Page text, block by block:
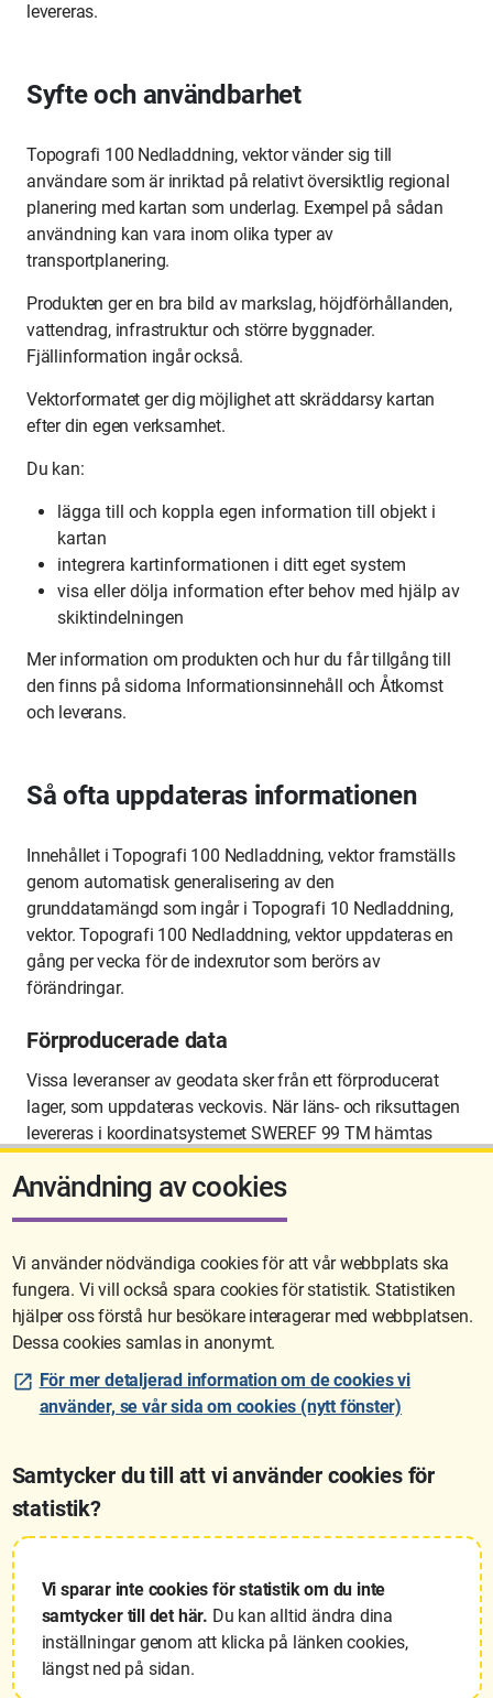
levereras.
Syfte och användbarhet
Topografi 100 Nedladdning, vektor vänder sig till
användare som är inriktad på relativt översiktlig regional
planering med kartan som underlag. Exempel på sådan
användning kan vara inom olika typer av
transportplanering.
Produkten ger en bra bild av markslag, höjdförhållanden,
vattendrag, infrastruktur och större byggnader.
Fjällinformation ingår också.
Vektorformatet ger dig möjlighet att skräddarsy kartan
efter din egen verksamhet.
Du kan:
lägga till och koppla egen information till objekt i
kartan
integrera kartinformationen i ditt eget system
visa eller dölja information efter behov med hjälp av
skiktindelningen
Mer information om produkten och hur du får tillgång till
den finns på sidorna Informationsinnehåll och Åtkomst
och leverans.
Så ofta uppdateras informationen
Innehållet i Topografi 100 Nedladdning, vektor framställs
genom automatisk generalisering av den
grunddatamängd som ingår i Topografi 10 Nedladdning,
vektor. Topografi 100 Nedladdning, vektor uppdateras en
gång per vecka för de indexrutor som berörs av
förändringar.
Förproducerade data
Vissa leveranser av geodata sker från ett förproducerat
lager, som uppdateras veckovis. När läns- och riksuttagen
levereras i koordinatsystemet SWEREF 99 TM hämtas
data från det förproducerade lagret. I alla övriga
leveranser sker uttagen mot datakällor som uppdateras
veckovis.
Sidan uppdaterades senast: 2026-06-11 15:55
Användning av cookies
Vi använder nödvändiga cookies för att vår webbplats ska
fungera. Vi vill också spara cookies för statistik. Statistiken
hjälper oss förstå hur besökare interagerar med webbplatsen.
Dessa cookies samlas in anonymt.
För mer detaljerad information om de cookies vi
använder, se vår sida om cookies (nytt fönster)
Samtycker du till att vi använder cookies för
statistik?
Vi sparar inte cookies för statistik om du inte
samtycker till det här. Du kan alltid ändra dina
inställningar genom att klicka på länken cookies,
längst ned på sidan.
Lantmäteriet är den myndighet som kartlägger Sverige. Till våra
uppgifter hör också att registrera och säkra ägandet av alla fastigheter
samt hantera deras gränser. Vi tillhör Landsbygds- och
infrastrukturdepartementet.
Läs mer om Lantmäteriet